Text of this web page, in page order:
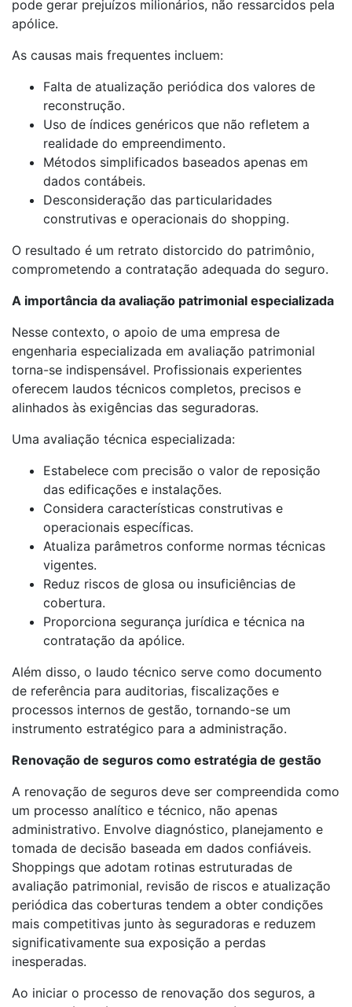
pode gerar prejuízos milionários, não ressarcidos pela
apólice.
As causas mais frequentes incluem:
Falta de atualização periódica dos valores de
reconstrução.
Uso de índices genéricos que não refletem a
realidade do empreendimento.
Métodos simplificados baseados apenas em
dados contábeis.
Desconsideração das particularidades
construtivas e operacionais do shopping.
O resultado é um retrato distorcido do patrimônio,
comprometendo a contratação adequada do seguro.
A importância da avaliação patrimonial especializada
Nesse contexto, o apoio de uma empresa de
engenharia especializada em avaliação patrimonial
torna-se indispensável. Profissionais experientes
oferecem laudos técnicos completos, precisos e
alinhados às exigências das seguradoras.
Uma avaliação técnica especializada:
Estabelece com precisão o valor de reposição
das edificações e instalações.
Considera características construtivas e
operacionais específicas.
Atualiza parâmetros conforme normas técnicas
vigentes.
Reduz riscos de glosa ou insuficiências de
cobertura.
Proporciona segurança jurídica e técnica na
contratação da apólice.
Além disso, o laudo técnico serve como documento
de referência para auditorias, fiscalizações e
processos internos de gestão, tornando-se um
instrumento estratégico para a administração.
Renovação de seguros como estratégia de gestão
A renovação de seguros deve ser compreendida como
um processo analítico e técnico, não apenas
administrativo. Envolve diagnóstico, planejamento e
tomada de decisão baseada em dados confiáveis.
Shoppings que adotam rotinas estruturadas de
avaliação patrimonial, revisão de riscos e atualização
periódica das coberturas tendem a obter condições
mais competitivas junto às seguradoras e reduzem
significativamente sua exposição a perdas
inesperadas.
Ao iniciar o processo de renovação dos seguros, a